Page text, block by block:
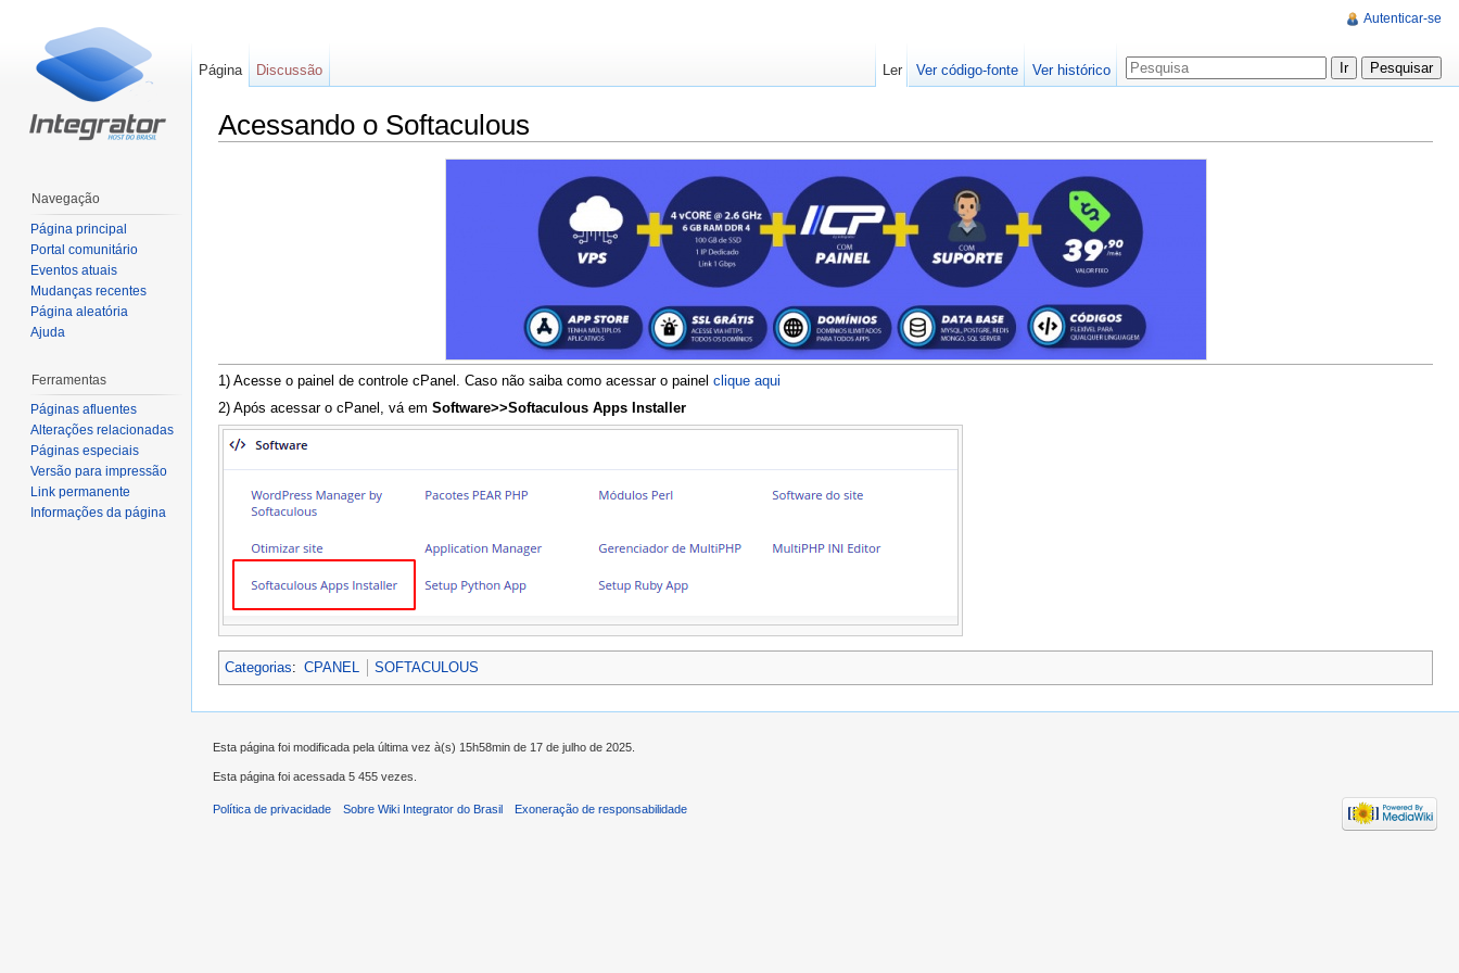
Acessando o Softaculous
1) Acesse o painel de controle cPanel. Caso não saiba como acessar o painel clique aqui
2) Após acessar o cPanel, vá em Software>>Softaculous Apps Installer
Categorias: CPANEL SOFTACULOUS
Autenticar-se
Página Discussão Ler Ver código-fonte Ver histórico
Navegação
Página principal
Portal comunitário
Eventos atuais
Mudanças recentes
Página aleatória
Ajuda
Ferramentas
Páginas afluentes
Alterações relacionadas
Páginas especiais
Versão para impressão
Link permanente
Informações da página
Esta página foi modificada pela última vez à(s) 15h58min de 17 de julho de 2025.
Esta página foi acessada 5 455 vezes.
Política de privacidade Sobre Wiki Integrator do Brasil Exoneração de responsabilidade